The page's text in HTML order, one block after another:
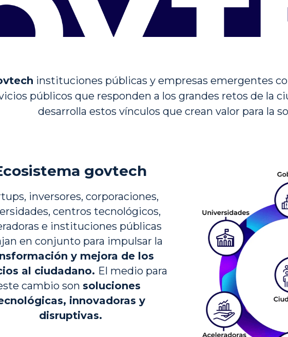
instituciones públicas y empresas emergentes
públicos que responden a los grandes retos de la
desarrolla estos vínculos que crean valor para la
govtech
inversores, corporaciones,
centros tecnológicos,
e instituciones públicas
y mejora de los
al ciudadano. El medio para
cambio son soluciones
innovadoras y
disruptivas.